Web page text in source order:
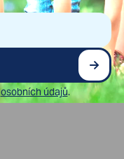
osobních údajů.